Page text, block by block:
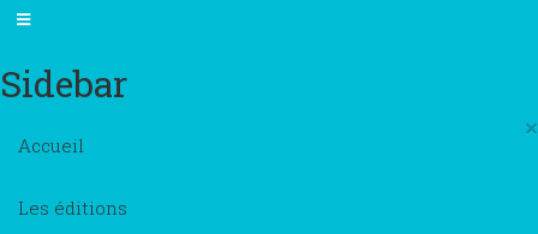
Sidebar
×
Accueil
Les éditions